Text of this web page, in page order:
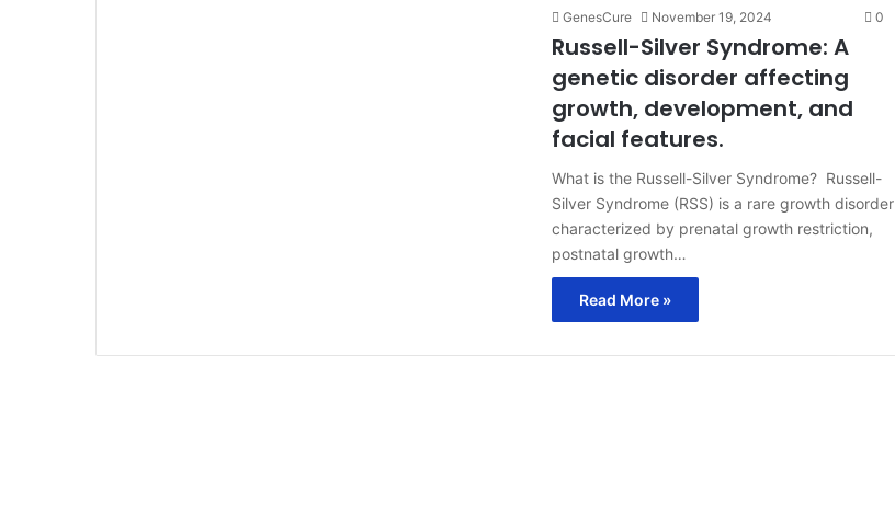
GenesCure November 19, 2024 0
Russell-Silver Syndrome: A
genetic disorder affecting
growth, development, and
facial features.
What is the Russell-Silver Syndrome? Russell-
Silver Syndrome (RSS) is a rare growth disorder
characterized by prenatal growth restriction,
postnatal growth…
Read More »